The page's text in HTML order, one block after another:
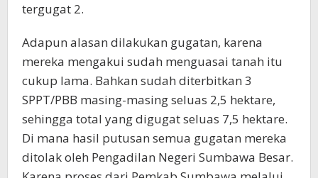
tergugat 2.
Adapun alasan dilakukan gugatan, karena
mereka mengakui sudah menguasai tanah itu
cukup lama. Bahkan sudah diterbitkan 3
SPPT/PBB masing-masing seluas 2,5 hektare,
sehingga total yang digugat seluas 7,5 hektare.
Di mana hasil putusan semua gugatan mereka
ditolak oleh Pengadilan Negeri Sumbawa Besar.